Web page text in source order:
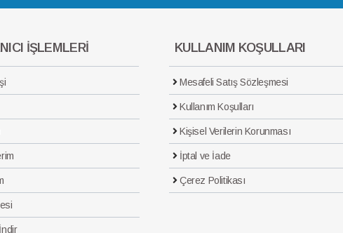
İŞLEMLERİ KULLANIM KOŞULLARI
Mesafeli Satış Sözleşmesi
Kullanım Koşulları
Kişisel Verilerin Korunması
İptal ve İade
Çerez Politikası